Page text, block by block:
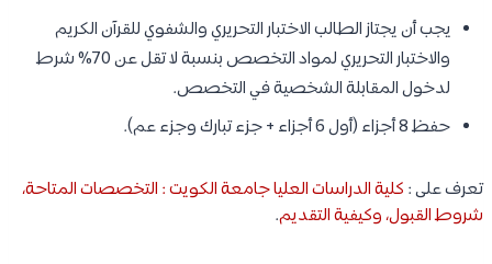
يجب أن يجتاز الطالب الاختبار التحريري والشفوي للقرآن الكريم
والاختبار التحريري لمواد التخصص بنسبة لا تقل عن 70% شرط
لدخول المقابلة الشخصية في التخصص.
حفظ 8 أجزاء (أول 6 أجزاء + جزء تبارك وجزء عم).
تعرف على : كلية الدراسات العليا جامعة الكويت : التخصصات المتاحة،
شروط القبول، وكيفية التقديم.